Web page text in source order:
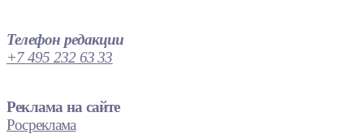
Телефон редакции
+7 495 232 63 33
Реклама на сайте
Росреклама